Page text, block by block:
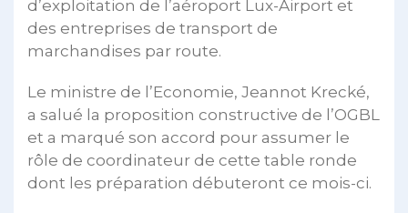
d’exploitation de l’aéroport Lux-Airport et
des entreprises de transport de
marchandises par route.
Le ministre de l’Economie, Jeannot Krecké,
a salué la proposition constructive de l’OGBL
et a marqué son accord pour assumer le
rôle de coordinateur de cette table ronde
dont les préparation débuteront ce mois-ci.